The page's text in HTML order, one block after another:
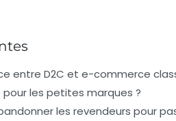
entre D2C et e-commerce
les petites marques ?
les revendeurs pour